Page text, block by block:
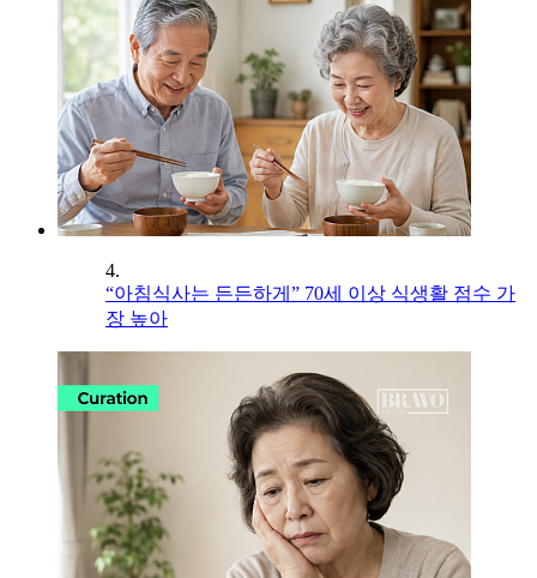
4.
“아침식사는 든든하게” 70세 이상 식생활 점수 가
장 높아